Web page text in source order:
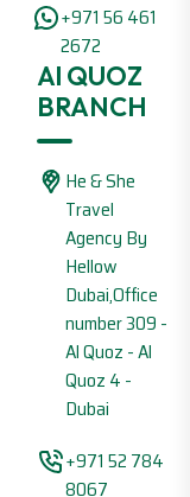
+971 56 461
2672
Al QUOZ
BRANCH
He & She
Travel
Agency By
Hellow
Dubai,Office
number 309 -
Al Quoz - Al
Quoz 4 -
Dubai
+971 52 784
8067